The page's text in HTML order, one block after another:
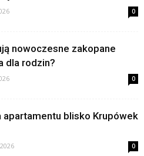
0
nowoczesne zakopane
dla rodzin?
0
apartamentu blisko Krupówek
0